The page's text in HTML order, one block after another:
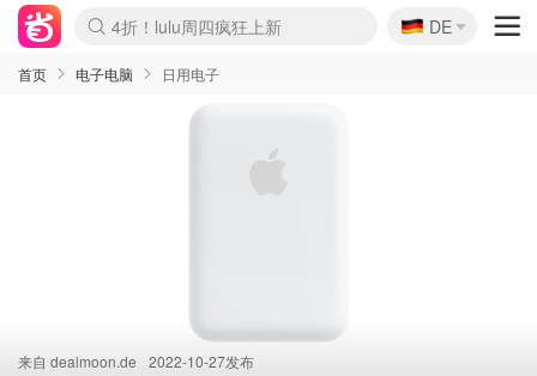
Boticinal 夏促开抢！
4折！lulu周四疯狂上新
还没结束！&OtherStories大促
Joybuy变相75折 随时失效
速领！Stanley独家85折
疑似霸哥！Camper额外叠85折
Zalando 奥莱闪促！每日更新
Moncler反季囤！5折起+叠9折
Coach Brooklyn仅€192
🇩🇪
DE
首页 电子电脑 日用电子
来自 dealmoon.de 2022-10-27发布